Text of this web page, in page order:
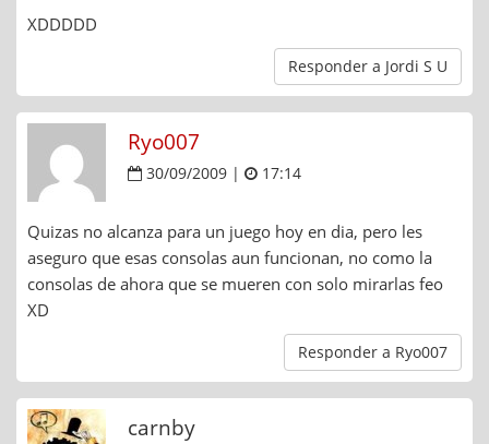
XDDDDD
Responder a Jordi S U
Ryo007
30/09/2009 | 17:14
Quizas no alcanza para un juego hoy en dia, pero les
aseguro que esas consolas aun funcionan, no como la
consolas de ahora que se mueren con solo mirarlas feo
XD
Responder a Ryo007
carnby